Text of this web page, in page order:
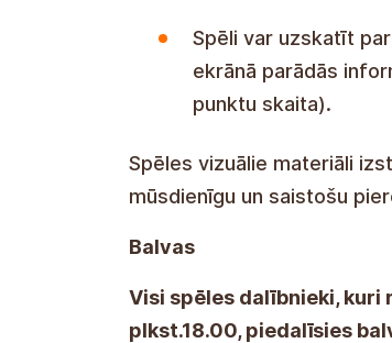
Spēli var uzskatīt
ekrānā parādās
punktu skaita).
Spēles vizuālie materiāli
mūsdienīgu un saistošu
Balvas
Visi spēles dalībnieki, kuri
plkst.18.00, piedalīsies